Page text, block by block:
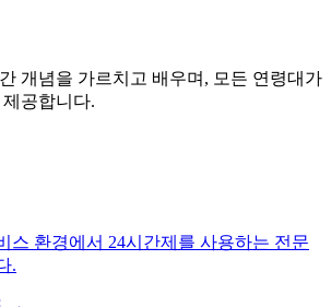
개념을 가르치고 배우며, 모든 연령대가
공합니다.
스 환경에서 24시간제를 사용하는 전문
.